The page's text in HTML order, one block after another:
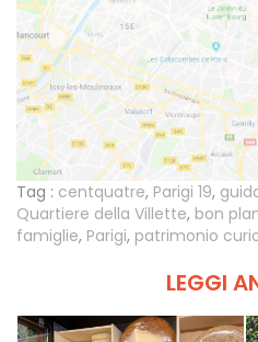
Tag : centquatre, Parigi 19,
Quartiere della Villette, bon
famiglie, Parigi, patrimonio
LEGGI